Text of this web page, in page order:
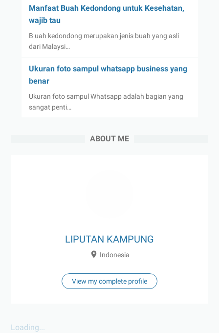
Manfaat Buah Kedondong untuk Kesehatan,
wajib tau
B uah kedondong merupakan jenis buah yang asli
dari Malaysi…
Ukuran foto sampul whatsapp business yang
benar
Ukuran foto sampul Whatsapp adalah bagian yang
sangat penti…
ABOUT ME
LIPUTAN KAMPUNG
Indonesia
View my complete profile
Loading...